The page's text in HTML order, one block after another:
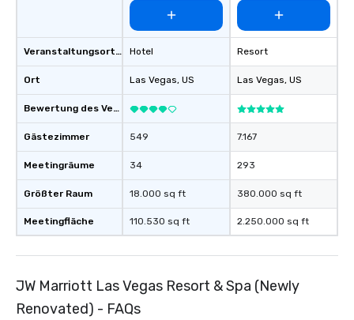
Veranstaltungsortstyp
Ort
Bewertung des Veranstaltungsortes
Gästezimmer
Meetingräume
Größter Raum
Meetingfläche
Hotel
Las Vegas, US
549
34
18.000 sq ft
110.530 sq ft
Resort
Las Vegas, US
7.167
293
380.000 sq ft
2.250.000 sq ft
JW Marriott Las Vegas Resort & Spa (Newly
Renovated) - FAQs